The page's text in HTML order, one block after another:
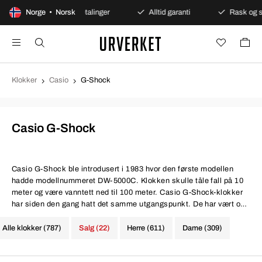
Norge • Norsk
Sikre betalinger Alltid garanti Rask og sikker
Klokker Casio G-Shock
Casio G-Shock
Casio G-Shock ble introdusert i 1983 hvor den første modellen
hadde modellnummeret DW-5000C. Klokken skulle tåle fall på 10
meter og være vanntett ned til 100 meter. Casio G-Shock-klokker
har siden den gang hatt det samme utgangspunkt. De har vært og
dag er 200 meter), og har en tidtakingsfunksjon. Klokken er en
Alle klokker (787) Herre (611) Dame (309)
Salg (22)